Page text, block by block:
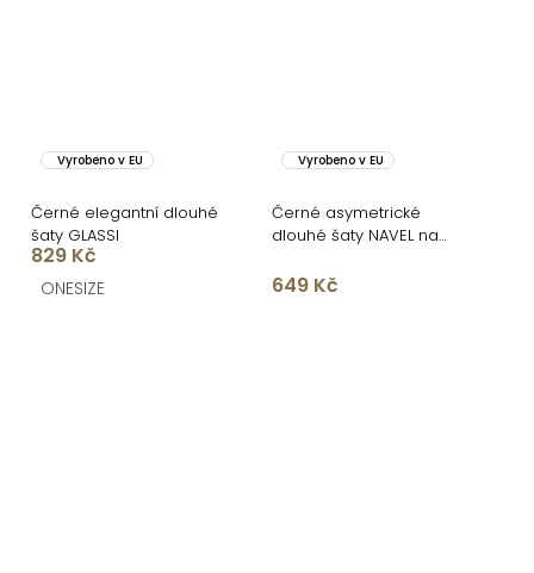
Vyrobeno v EU
Černé elegantní dlouhé
šaty GLASSI
829 Kč
ONESIZE
Vyrobeno v EU
Černé asymetrické
dlouhé šaty NAVEL na
649 Kč